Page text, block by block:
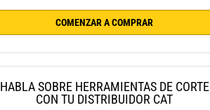
COMENZAR A COMPRAR
HABLA SOBRE HERRAMIENTAS DE CORTE
CON TU DISTRIBUIDOR CAT